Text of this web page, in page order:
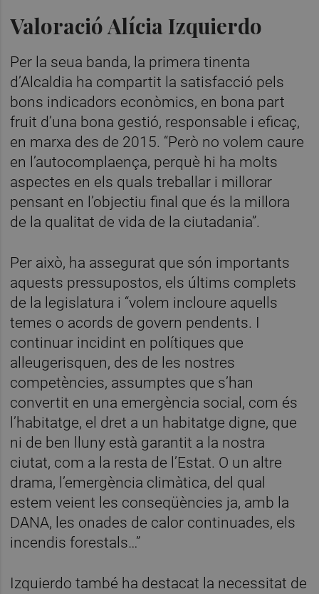
Valoració Alícia Izquierdo
Per la seua banda, la primera tinenta
d’Alcaldia ha compartit la satisfacció pels
bons indicadors econòmics, en bona part
fruit d’una bona gestió, responsable i eficaç,
en marxa des de 2015. “Però no volem caure
en l’autocomplaença, perquè hi ha molts
aspectes en els quals treballar i millorar
pensant en l’objectiu final que és la millora
de la qualitat de vida de la ciutadania”.
Per això, ha assegurat que són importants
aquests pressupostos, els últims complets
de la legislatura i “volem incloure aquells
temes o acords de govern pendents. I
continuar incidint en polítiques que
alleugerisquen, des de les nostres
competències, assumptes que s’han
convertit en una emergència social, com és
l’habitatge, el dret a un habitatge digne, que
ni de ben lluny està garantit a la nostra
ciutat, com a la resta de l’Estat. O un altre
drama, l’emergència climàtica, del qual
estem veient les conseqüències ja, amb la
DANA, les onades de calor continuades, els
incendis forestals…”
Izquierdo també ha destacat la necessitat de